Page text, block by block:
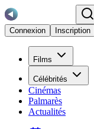
Connexion
Inscription
Films
Célébrités
Cinémas
Palmarès
Actualités